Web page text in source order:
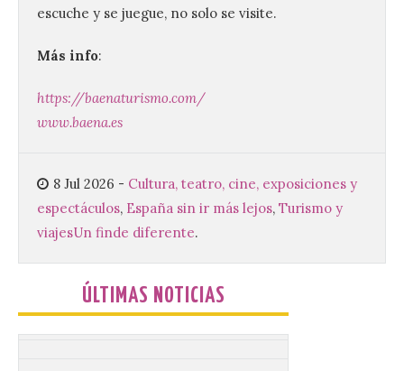
escuche y se juegue, no solo se visite.
Más info:
https://baenaturismo.com/
www.baena.es
8 Jul 2026 - Cultura, teatro, cine, exposiciones y
espectáculos, España sin ir más lejos, Turismo y
viajesUn finde diferente.
ÚLTIMAS NOTICIAS
preferidos por los
consumidores para
tomarse una caña este
verano.
6 Ago 2026
diez destinos y locales
consumidores para
tomarse una caña este verano, con León y
Madrid a la cabeza de la lista. Salamanca